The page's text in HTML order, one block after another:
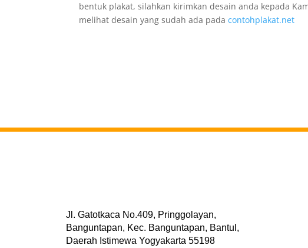
bentuk plakat, silahkan kirimkan desain anda kepada
melihat desain yang sudah ada padacontohplakat.net
Jl. Gatotkaca No.409, Pringgolayan,
Banguntapan, Kec. Banguntapan, Bantul,
Daerah Istimewa Yogyakarta 55198